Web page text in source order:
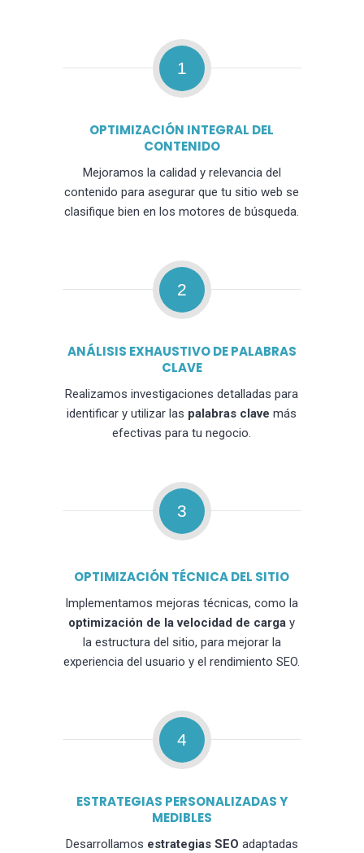
1
OPTIMIZACIÓN INTEGRAL DEL
CONTENIDO
Mejoramos la calidad y relevancia del
contenido para asegurar que tu sitio web se
clasifique bien en los motores de búsqueda.
2
ANÁLISIS EXHAUSTIVO DE PALABRAS
CLAVE
Realizamos investigaciones detalladas para
identificar y utilizar las palabras clave más
efectivas para tu negocio.
3
OPTIMIZACIÓN TÉCNICA DEL SITIO
Implementamos mejoras técnicas, como la
optimización de la velocidad de carga y
la estructura del sitio, para mejorar la
experiencia del usuario y el rendimiento SEO.
4
ESTRATEGIAS PERSONALIZADAS Y
MEDIBLES
Desarrollamos estrategias SEO adaptadas